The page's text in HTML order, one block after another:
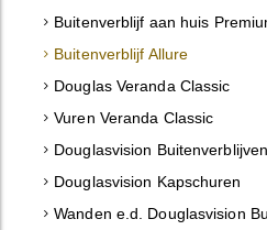
Buitenverblijf aan huis
Buitenverblijf Allure
Douglas Veranda Classic
Vuren Veranda Classic
Douglasvision
Douglasvision Kapschuren
Wanden e.d. Douglasvision